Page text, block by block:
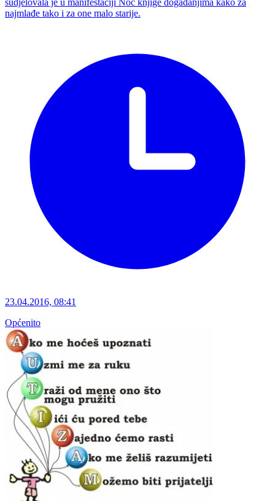
sudjelovala je u manifestaciji Noć knjige događanjima kako za
najmlađe tako i za one malo starije.
23.04.2016, 08:41
Općenito